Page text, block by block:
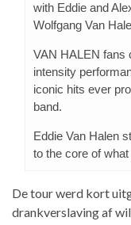
with Eddie and
Wolfgang Van
VAN HALEN fans
intensity
iconic hits ever
band.
Eddie Van Halen
to the core of
De tour werd kort
drankverslaving af